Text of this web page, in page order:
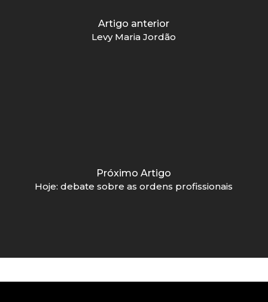
Artigo anterior
Levy Maria Jordão
Próximo Artigo
Hoje: debate sobre as ordens profissionais